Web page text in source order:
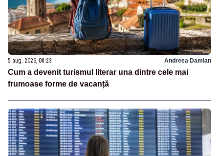
5 aug. 2026, 08:23 Andreea Damian
Cum a devenit turismul literar una dintre cele mai
frumoase forme de vacanță